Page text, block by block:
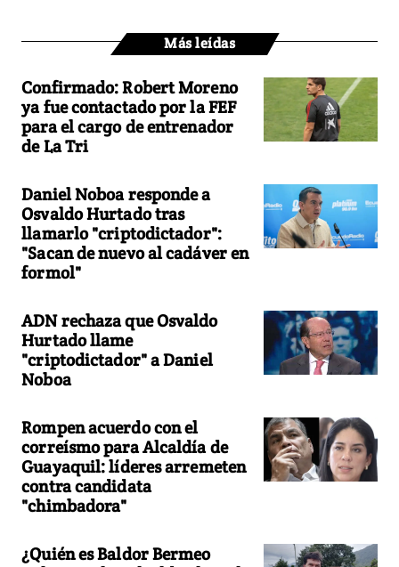
Más leídas
Confirmado: Robert Moreno
ya fue contactado por la FEF
para el cargo de entrenador
de La Tri
Daniel Noboa responde a
Osvaldo Hurtado tras
llamarlo "criptodictador":
"Sacan de nuevo al cadáver en
formol"
ADN rechaza que Osvaldo
Hurtado llame
"criptodictador" a Daniel
Noboa
Rompen acuerdo con el
correísmo para Alcaldía de
Guayaquil: líderes arremeten
contra candidata
"chimbadora"
¿Quién es Baldor Bermeo